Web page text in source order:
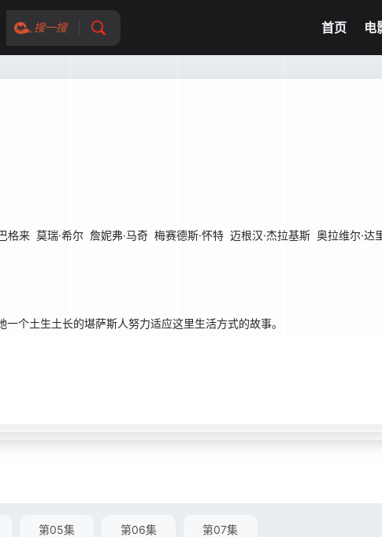
搜一搜 首页 电
格来 莫瑞·希尔 詹妮弗·马奇 梅赛德斯·怀特 迈根汉·杰拉基斯 奥拉维尔·达
土生土长的堪萨斯人努力适应这里生活方式的故事。
第05集 第06集 第07集